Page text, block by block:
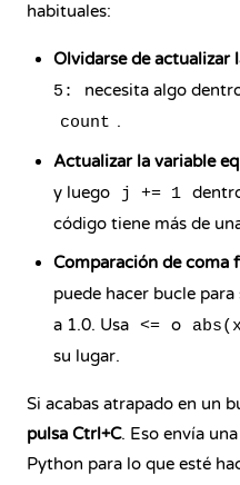
habituales:
Olvidarse de actualizar
5:
necesita algo
count .
Actualizar la variable
y luego j += 1
código tiene más de
Comparación de coma
puede hacer bucle para
a 1.0. Usa <= o
su lugar.
Si acabas atrapado en un
pulsa Ctrl+C. Eso envía
Python para lo que esté